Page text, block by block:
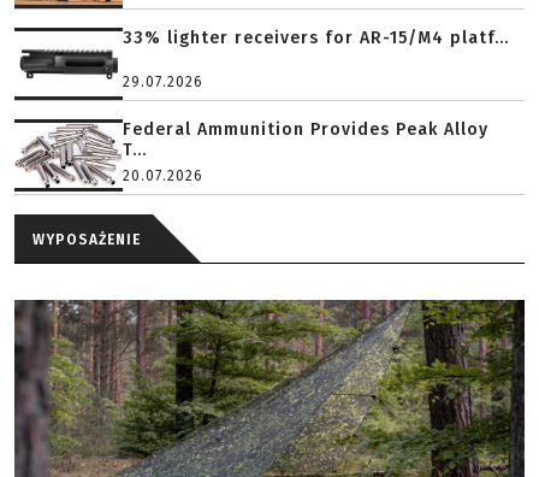
33% lighter receivers for AR-15/M4 platf...
29.07.2026
Federal Ammunition Provides Peak Alloy
T...
20.07.2026
WYPOSAŻENIE